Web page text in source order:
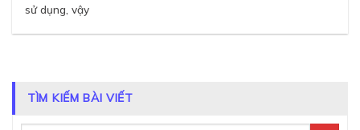
sử dụng, vậy
TÌM KIẾM BÀI VIẾT